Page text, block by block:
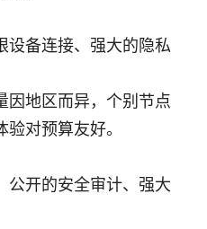
设备连接、强大的隐私
因地区而异，个别节点
对预算友好。
公开的安全审计、强大